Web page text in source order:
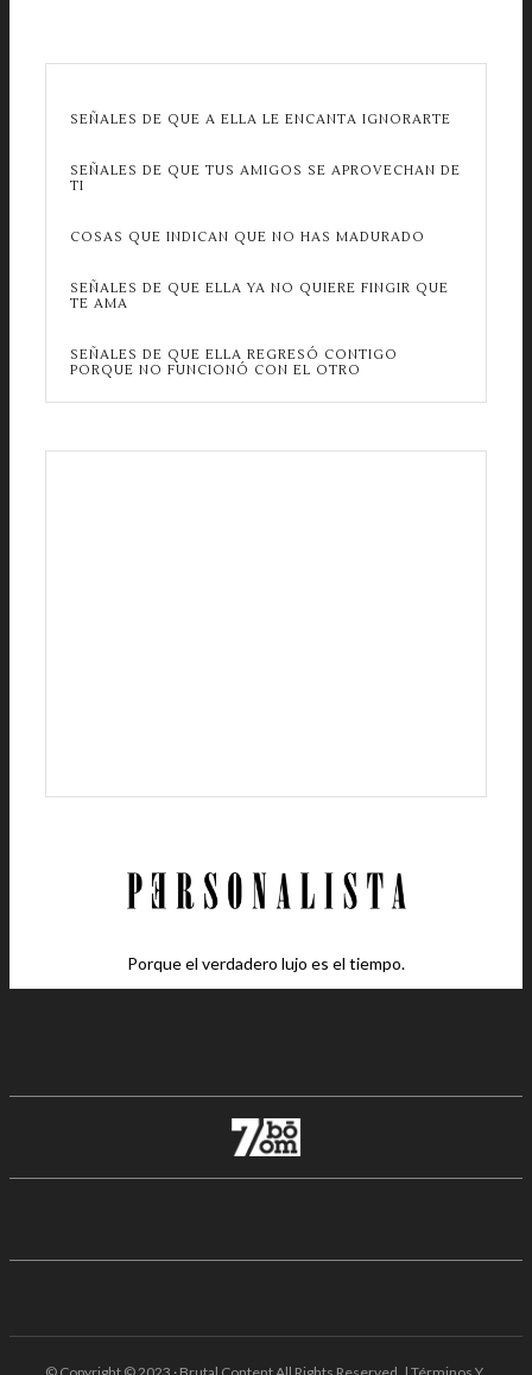
SEÑALES DE QUE A ELLA LE ENCANTA IGNORARTE
SEÑALES DE QUE TUS AMIGOS SE APROVECHAN DE
TI
COSAS QUE INDICAN QUE NO HAS MADURADO
SEÑALES DE QUE ELLA YA NO QUIERE FINGIR QUE
TE AMA
SEÑALES DE QUE ELLA REGRESÓ CONTIGO
PORQUE NO FUNCIONÓ CON EL OTRO
Porque el verdadero lujo es el tiempo.